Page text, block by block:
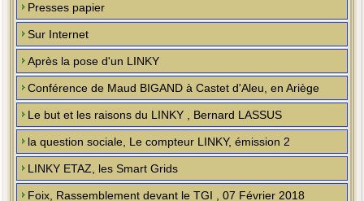
Presses papier
Sur Internet
Après la pose d'un LINKY
Conférence de Maud BIGAND à Castet d'Aleu, en Ariège
Le but et les raisons du LINKY , Bernard LASSUS
la question sociale, Le compteur LINKY, émission 2
LINKY ETAZ, les Smart Grids
Foix, Rassemblement devant le TGI , 07 Février 2018